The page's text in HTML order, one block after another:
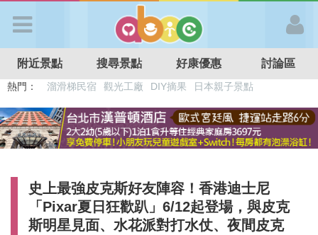
APP登入
首 頁
好康優惠
附近景點 搜尋景點 好康優惠 討論區
熱門： 溜滑梯民宿 觀光工廠 DIY摘果
日本親子景點
史上最強皮克斯好友陣容！香港迪士尼
「Pixar夏日狂歡趴」6/12起登場，與皮克
斯明星見面、水花派對打水仗、夜間皮克